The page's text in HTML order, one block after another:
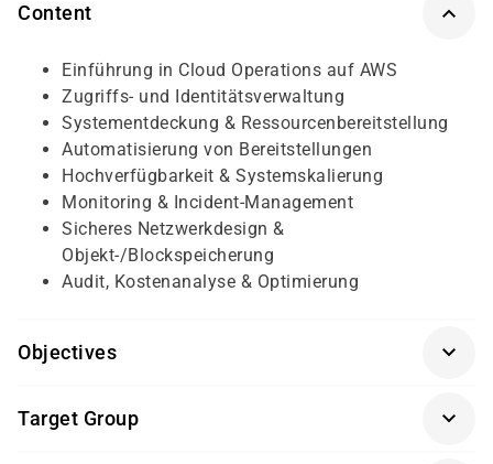
Content
Einführung in Cloud Operations auf AWS
Zugriffs- und Identitätsverwaltung
Systementdeckung & Ressourcenbereitstellung
Automatisierung von Bereitstellungen
Hochverfügbarkeit & Systemskalierung
Monitoring & Incident-Management
Sicheres Netzwerkdesign &
Objekt-/Blockspeicherung
Audit, Kostenanalyse & Optimierung
Objectives
Teilnahme am Kurs AWS Technical Essentials
Erfahrung mit Systemadministration oder DevOps
Target Group